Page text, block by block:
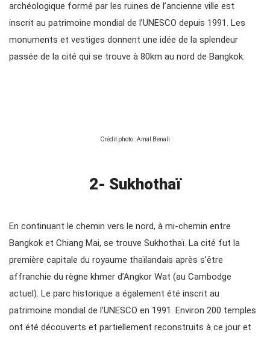
archéologique formé par les ruines de l’ancienne ville est
inscrit au patrimoine mondial de l’UNESCO depuis 1991. Les
monuments et vestiges donnent une idée de la splendeur
passée de la cité qui se trouve à 80km au nord de Bangkok.
Crédit photo : Amal Benali
2- Sukhothaï
En continuant le chemin vers le nord, à mi-chemin entre
Bangkok et Chiang Mai, se trouve Sukhothaï. La cité fut la
première capitale du royaume thaïlandais après s’être
affranchie du règne khmer d’Angkor Wat (au Cambodge
actuel). Le parc historique a également été inscrit au
patrimoine mondial de l’UNESCO en 1991. Environ 200 temples
ont été découverts et partiellement reconstruits à ce jour et